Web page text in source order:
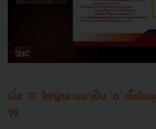
เมื่อ ‘O’ ใหญ่กลายมาเป็น ‘o’ เล็กใ
19